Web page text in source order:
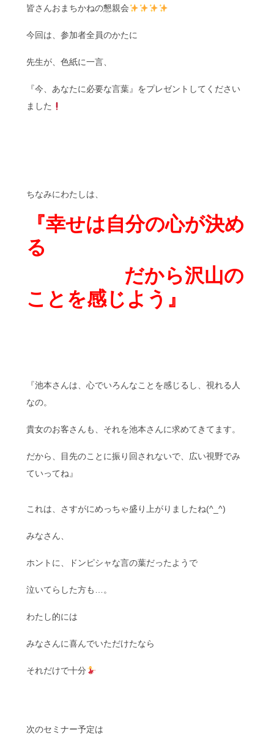
皆さんおまちかねの懇親会
今回は、参加者全員のかたに
先生が、色紙に一言、
『今、あなたに必要な言葉』をプレゼントしてください
ました
ちなみにわたしは、
『幸せは自分の心が決め
る
だから沢山の
ことを感じよう』
『池本さんは、心でいろんなことを感じるし、視れる人
なの。
貴女のお客さんも、それを池本さんに求めてきてます。
だから、目先のことに振り回されないで、広い視野でみ
ていってね』
これは、さすがにめっちゃ盛り上がりましたね(^_^)
みなさん、
ホントに、ドンピシャな言の葉だったようで
泣いてらした方も…。
わたし的には
みなさんに喜んでいただけたなら
それだけで十分
次のセミナー予定は